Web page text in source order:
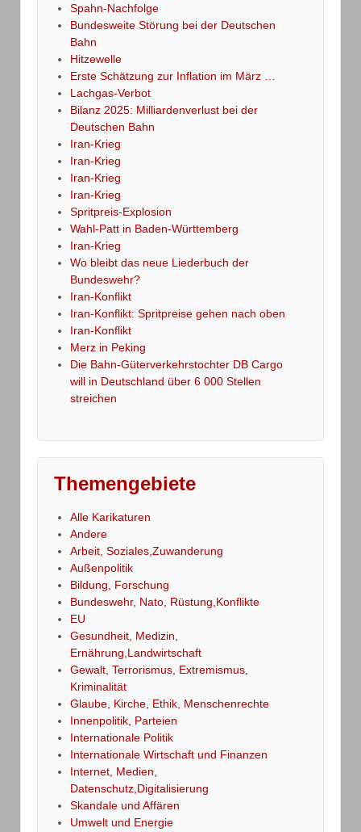
Spahn-Nachfolge
Bundesweite Störung bei der Deutschen
Bahn
Hitzewelle
Erste Schätzung zur Inflation im März …
Lachgas-Verbot
Bilanz 2025: Milliardenverlust bei der
Deutschen Bahn
Iran-Krieg
Iran-Krieg
Iran-Krieg
Iran-Krieg
Spritpreis-Explosion
Wahl-Patt in Baden-Württemberg
Iran-Krieg
Wo bleibt das neue Liederbuch der
Bundeswehr?
Iran-Konflikt
Iran-Konflikt: Spritpreise gehen nach oben
Iran-Konflikt
Merz in Peking
Die Bahn-Güterverkehrstochter DB Cargo
will in Deutschland über 6 000 Stellen
streichen
Themengebiete
Alle Karikaturen
Andere
Arbeit, Soziales,Zuwanderung
Außenpolitik
Bildung, Forschung
Bundeswehr, Nato, Rüstung,Konflikte
EU
Gesundheit, Medizin,
Ernährung,Landwirtschaft
Gewalt, Terrorismus, Extremismus,
Kriminalität
Glaube, Kirche, Ethik, Menschenrechte
Innenpolitik, Parteien
Internationale Politik
Internationale Wirtschaft und Finanzen
Internet, Medien,
Datenschutz,Digitalisierung
Skandale und Affären
Umwelt und Energie